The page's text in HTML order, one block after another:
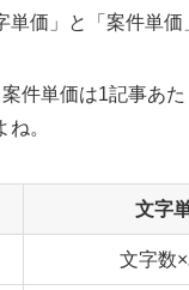
価」と「案件単価
件単価は1記事あ
。
文字
文字数